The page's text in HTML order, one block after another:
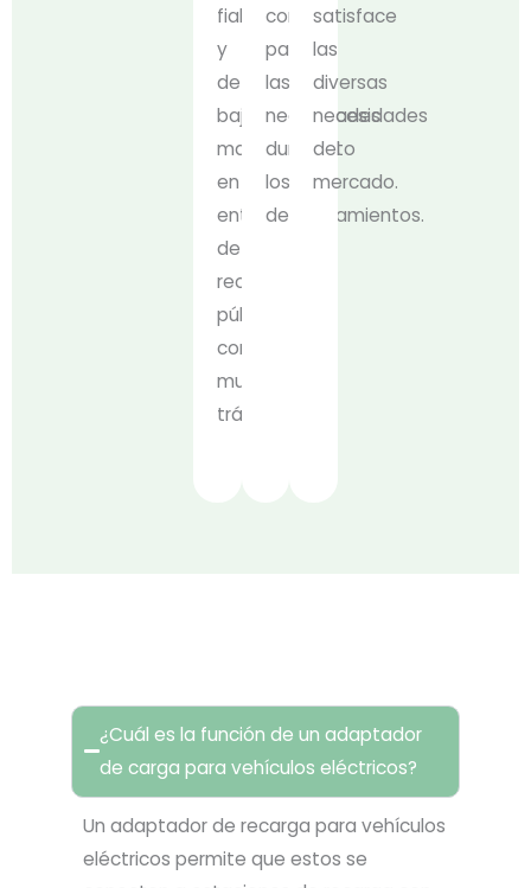
fiable
y
de
bajo
mantenimiento
en
entornos
de
recarga
pública
con
mucho
tráfico.
como
para
las
necesidades
durante
los
desplazamientos.
satisface
las
diversas
necesidades
del
mercado.
¿Cuál es la función de un adaptador
de carga para vehículos eléctricos?
Un adaptador de recarga para vehículos
eléctricos permite que estos se